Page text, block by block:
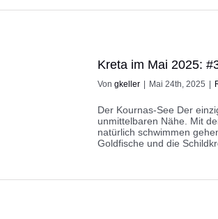
Kreta im Mai 2025:
Von gkeller Mai 24th, 2025
Der Kournas-See Der
unmittelbaren Nähe. Mit
natürlich schwimmen
Goldfische und die